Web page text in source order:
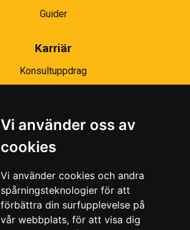
Vi använder oss av
cookies
Vi använder cookies och andra
spårningsteknologier för att
förbättra din surfupplevelse på
vår webbplats, för att visa dig
Guider
Karriär
Konsultuppdrag
Ramavtal